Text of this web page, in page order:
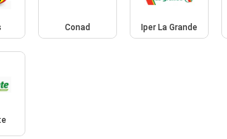
Conad Iper La Grande